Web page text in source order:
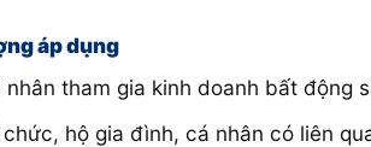
áp dụng
tham gia kinh doanh bất động
hộ gia đình, cá nhân có liên